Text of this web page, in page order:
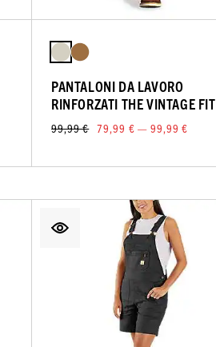
PANTALONI DA LAVORO
RINFORZATI THE VINTAGE FIT
99,99 € 79,99 € — 99,99 €